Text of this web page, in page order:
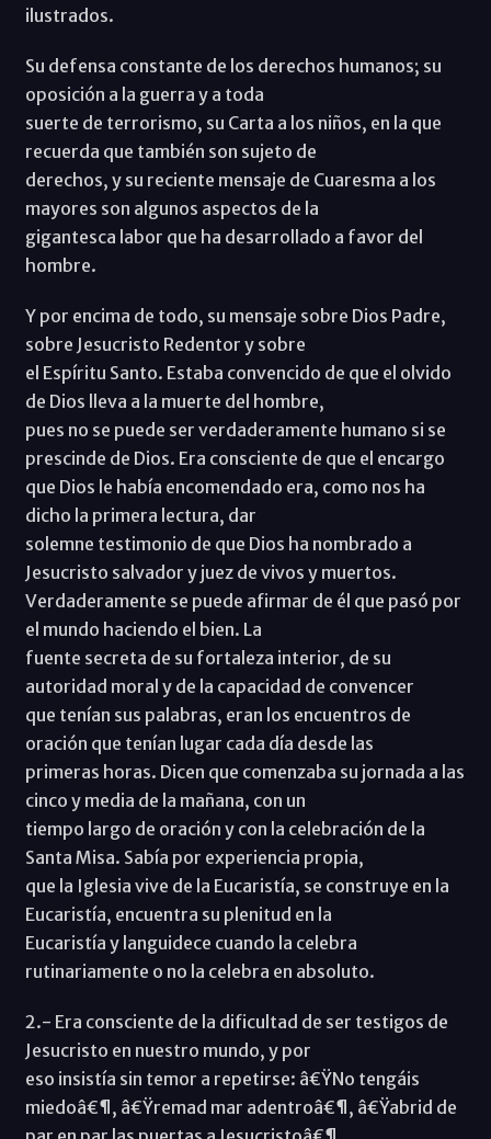
ilustrados.
Su defensa constante de los derechos humanos; su
oposición a la guerra y a toda
suerte de terrorismo, su Carta a los niños, en la que
recuerda que también son sujeto de
derechos, y su reciente mensaje de Cuaresma a los
mayores son algunos aspectos de la
gigantesca labor que ha desarrollado a favor del
hombre.
Y por encima de todo, su mensaje sobre Dios Padre,
sobre Jesucristo Redentor y sobre
el Espíritu Santo. Estaba convencido de que el olvido
de Dios lleva a la muerte del hombre,
pues no se puede ser verdaderamente humano si se
prescinde de Dios. Era consciente de que el encargo
que Dios le había encomendado era, como nos ha
dicho la primera lectura, dar
solemne testimonio de que Dios ha nombrado a
Jesucristo salvador y juez de vivos y muertos.
Verdaderamente se puede afirmar de él que pasó por
el mundo haciendo el bien. La
fuente secreta de su fortaleza interior, de su
autoridad moral y de la capacidad de convencer
que tenían sus palabras, eran los encuentros de
oración que tenían lugar cada día desde las
primeras horas. Dicen que comenzaba su jornada a las
cinco y media de la mañana, con un
tiempo largo de oración y con la celebración de la
Santa Misa. Sabía por experiencia propia,
que la Iglesia vive de la Eucaristía, se construye en la
Eucaristía, encuentra su plenitud en la
Eucaristía y languidece cuando la celebra
rutinariamente o no la celebra en absoluto.
2.- Era consciente de la dificultad de ser testigos de
Jesucristo en nuestro mundo, y por
eso insistía sin temor a repetirse: â€ŸNo tengáis
miedoâ€¶, â€Ÿremad mar adentroâ€¶, â€Ÿabrid de